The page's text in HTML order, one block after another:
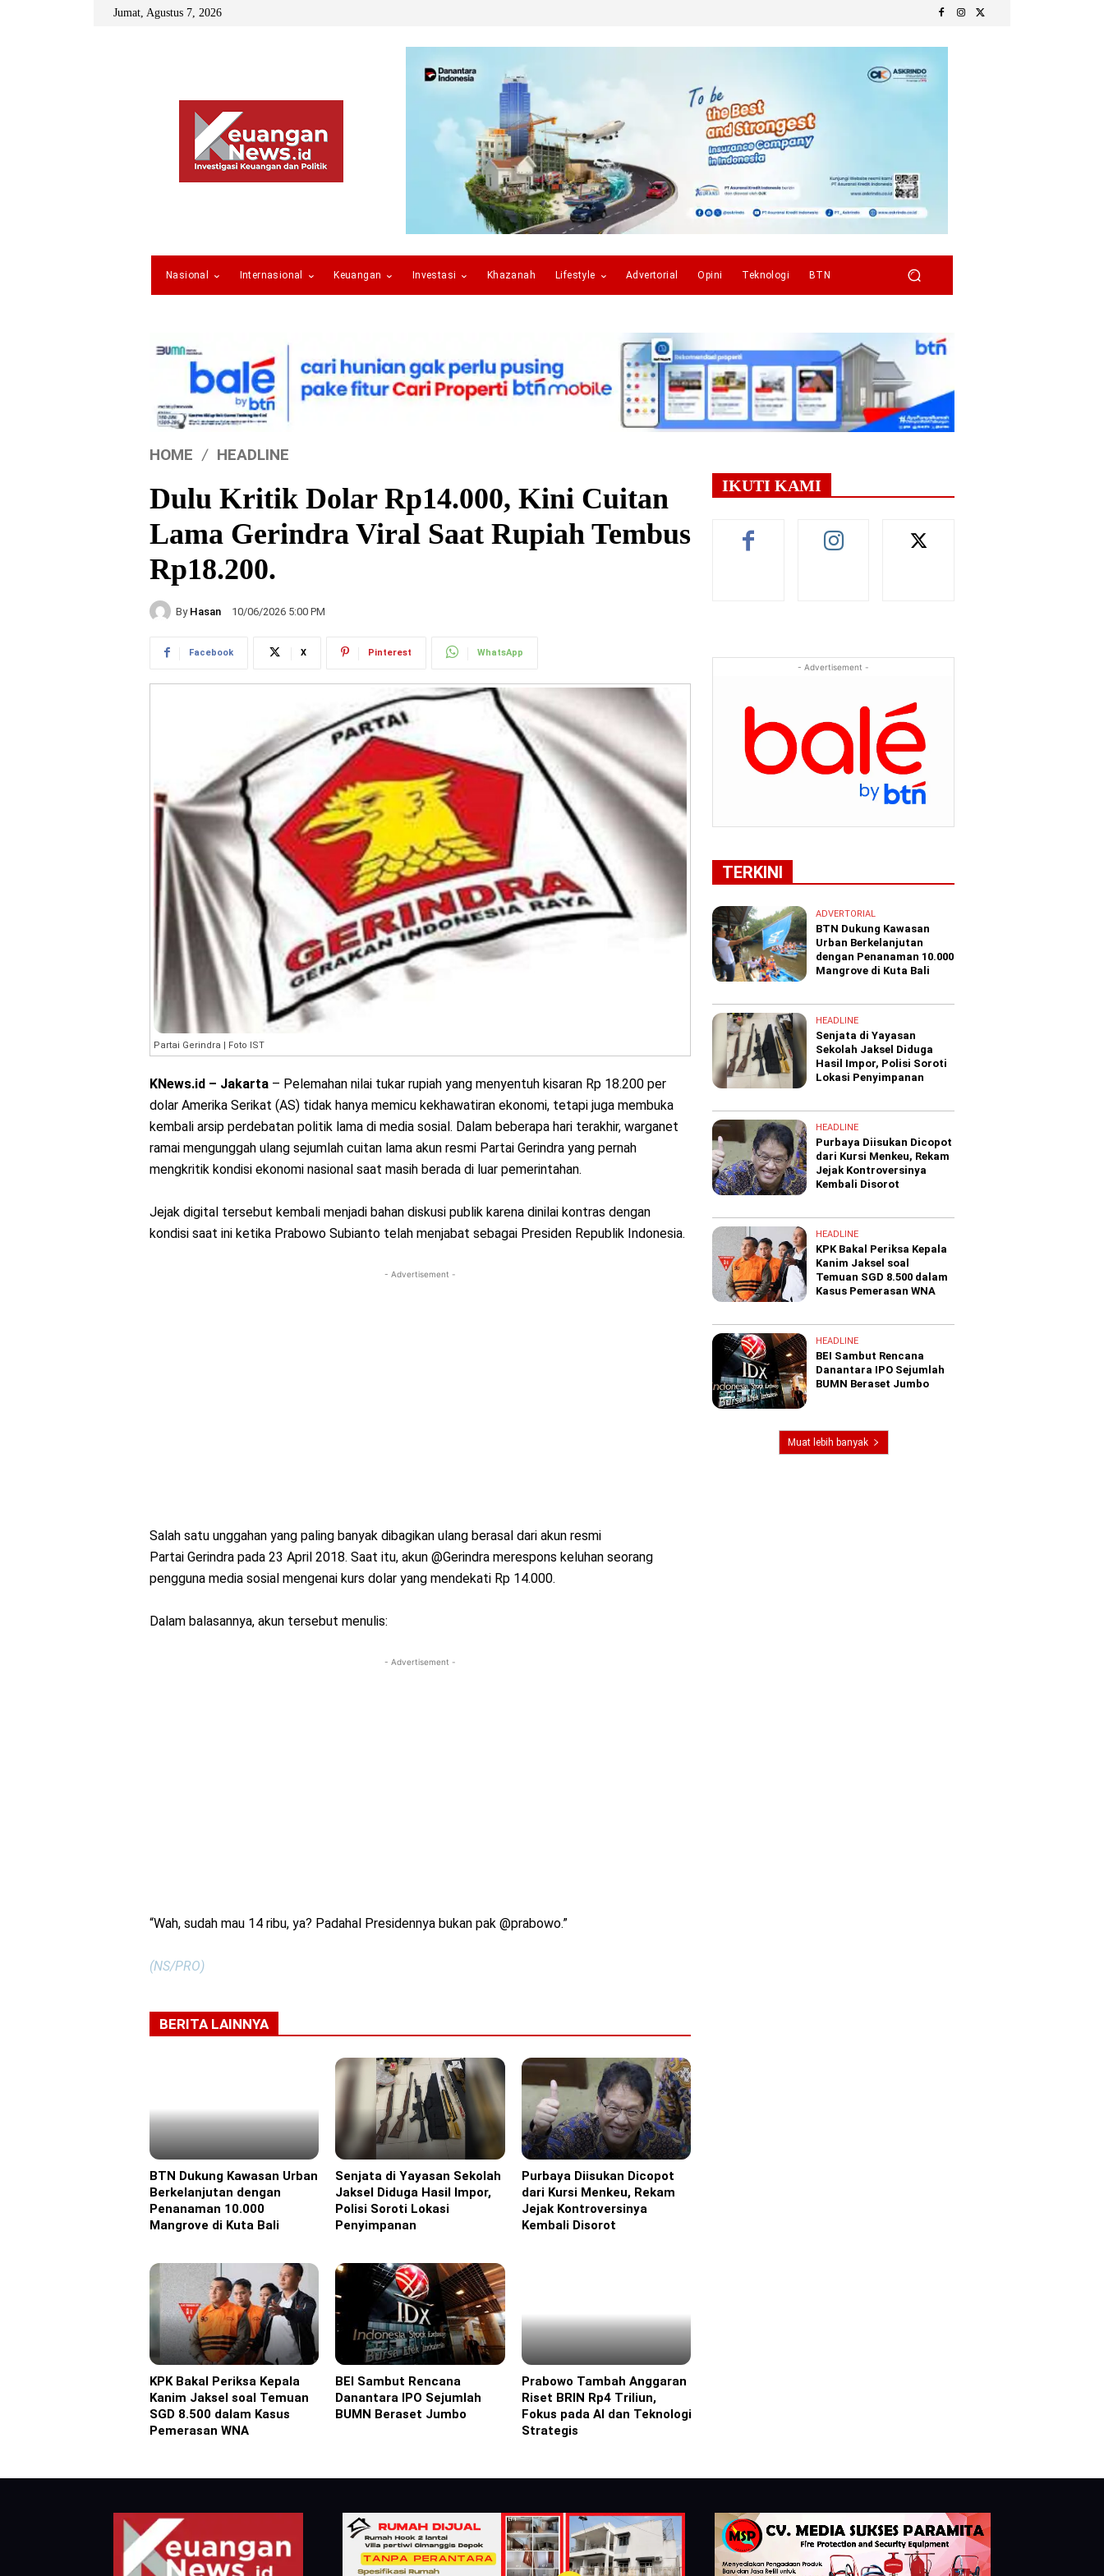
Jumat, Agustus 7, 2026
Nasional Internasional Keuangan Investasi Khazanah Lifestyle Advertorial Opini Teknologi BTN
HOME HEADLINE
Dulu Kritik Dolar Rp14.000, Kini Cuitan
Lama Gerindra Viral Saat Rupiah Tembus
Rp18.200.
By Hasan 10/06/2026 5:00 PM
Facebook X Pinterest WhatsApp
Partai Gerindra | Foto IST
KNews.id – Jakarta – Pelemahan nilai tukar rupiah yang menyentuh kisaran Rp 18.200 per
dolar Amerika Serikat (AS) tidak hanya memicu kekhawatiran ekonomi, tetapi juga membuka
kembali arsip perdebatan politik lama di media sosial. Dalam beberapa hari terakhir, warganet
ramai mengunggah ulang sejumlah cuitan lama akun resmi Partai Gerindra yang pernah
mengkritik kondisi ekonomi nasional saat masih berada di luar pemerintahan.
Jejak digital tersebut kembali menjadi bahan diskusi publik karena dinilai kontras dengan
kondisi saat ini ketika Prabowo Subianto telah menjabat sebagai Presiden Republik Indonesia.
- Advertisement -
Salah satu unggahan yang paling banyak dibagikan ulang berasal dari akun resmi
Partai Gerindra pada 23 April 2018. Saat itu, akun @Gerindra merespons keluhan seorang
pengguna media sosial mengenai kurs dolar yang mendekati Rp 14.000.
Dalam balasannya, akun tersebut menulis:
- Advertisement -
“Wah, sudah mau 14 ribu, ya? Padahal Presidennya bukan pak @prabowo.”
(NS/PRO)
BERITA LAINNYA
Advertorial
BTN Dukung Kawasan Urban
Berkelanjutan dengan
Penanaman 10.000
Mangrove di Kuta Bali
Headline
Senjata di Yayasan Sekolah
Jaksel Diduga Hasil Impor,
Polisi Soroti Lokasi
Penyimpanan
Headline
Purbaya Diisukan Dicopot
dari Kursi Menkeu, Rekam
Jejak Kontroversinya
Kembali Disorot
Headline
KPK Bakal Periksa Kepala
Kanim Jaksel soal Temuan
SGD 8.500 dalam Kasus
Pemerasan WNA
Headline
BEI Sambut Rencana
Danantara IPO Sejumlah
BUMN Beraset Jumbo
Headline
Prabowo Tambah Anggaran
Riset BRIN Rp4 Triliun,
Fokus pada AI dan Teknologi
Strategis
IKUTI KAMI
- Advertisement -
TERKINI
ADVERTORIAL
BTN Dukung Kawasan
Urban Berkelanjutan
dengan Penanaman 10.000
Mangrove di Kuta Bali
HEADLINE
Senjata di Yayasan
Sekolah Jaksel Diduga
Hasil Impor, Polisi Soroti
Lokasi Penyimpanan
HEADLINE
Purbaya Diisukan Dicopot
dari Kursi Menkeu, Rekam
Jejak Kontroversinya
Kembali Disorot
HEADLINE
KPK Bakal Periksa Kepala
Kanim Jaksel soal
Temuan SGD 8.500 dalam
Kasus Pemerasan WNA
HEADLINE
BEI Sambut Rencana
Danantara IPO Sejumlah
BUMN Beraset Jumbo
Muat lebih banyak